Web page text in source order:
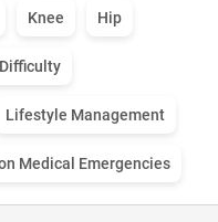
Knee Hip
Lifestyle Management
Medical Emergencies